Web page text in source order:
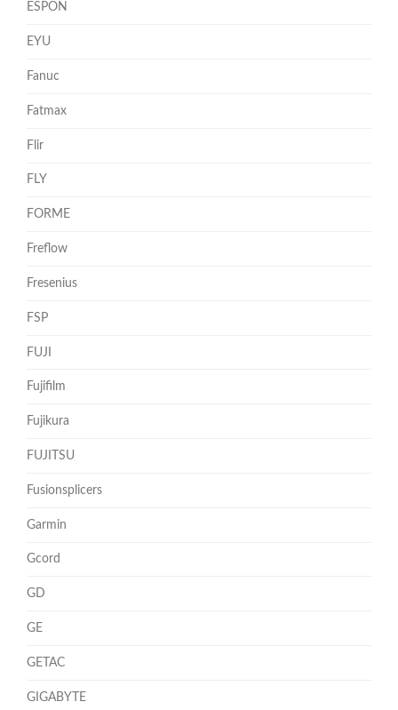
ESPON
EYU
Fanuc
Fatmax
Flir
FLY
FORME
Freflow
Fresenius
FSP
FUJI
Fujifilm
Fujikura
FUJITSU
Fusionsplicers
Garmin
Gcord
GD
GE
GETAC
GIGABYTE